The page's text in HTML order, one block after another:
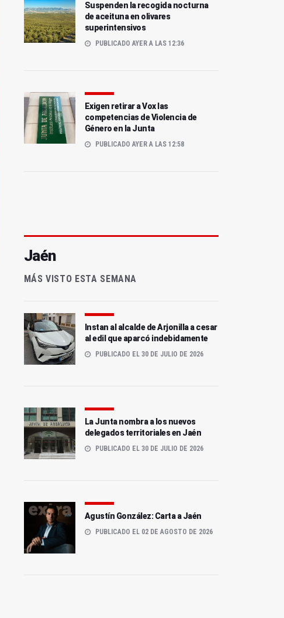
Suspenden la recogida nocturna
de aceituna en olivares
superintensivos
PUBLICADO AYER A LAS 12:36
Exigen retirar a Vox las
competencias de Violencia de
Género en la Junta
PUBLICADO AYER A LAS 12:58
Jaén
MÁS VISTO ESTA SEMANA
Instan al alcalde de Arjonilla a cesar
al edil que aparcó indebidamente
PUBLICADO EL 30 DE JULIO DE 2026
La Junta nombra a los nuevos
delegados territoriales en Jaén
PUBLICADO EL 30 DE JULIO DE 2026
Agustín González: Carta a Jaén
PUBLICADO EL 02 DE AGOSTO DE 2026